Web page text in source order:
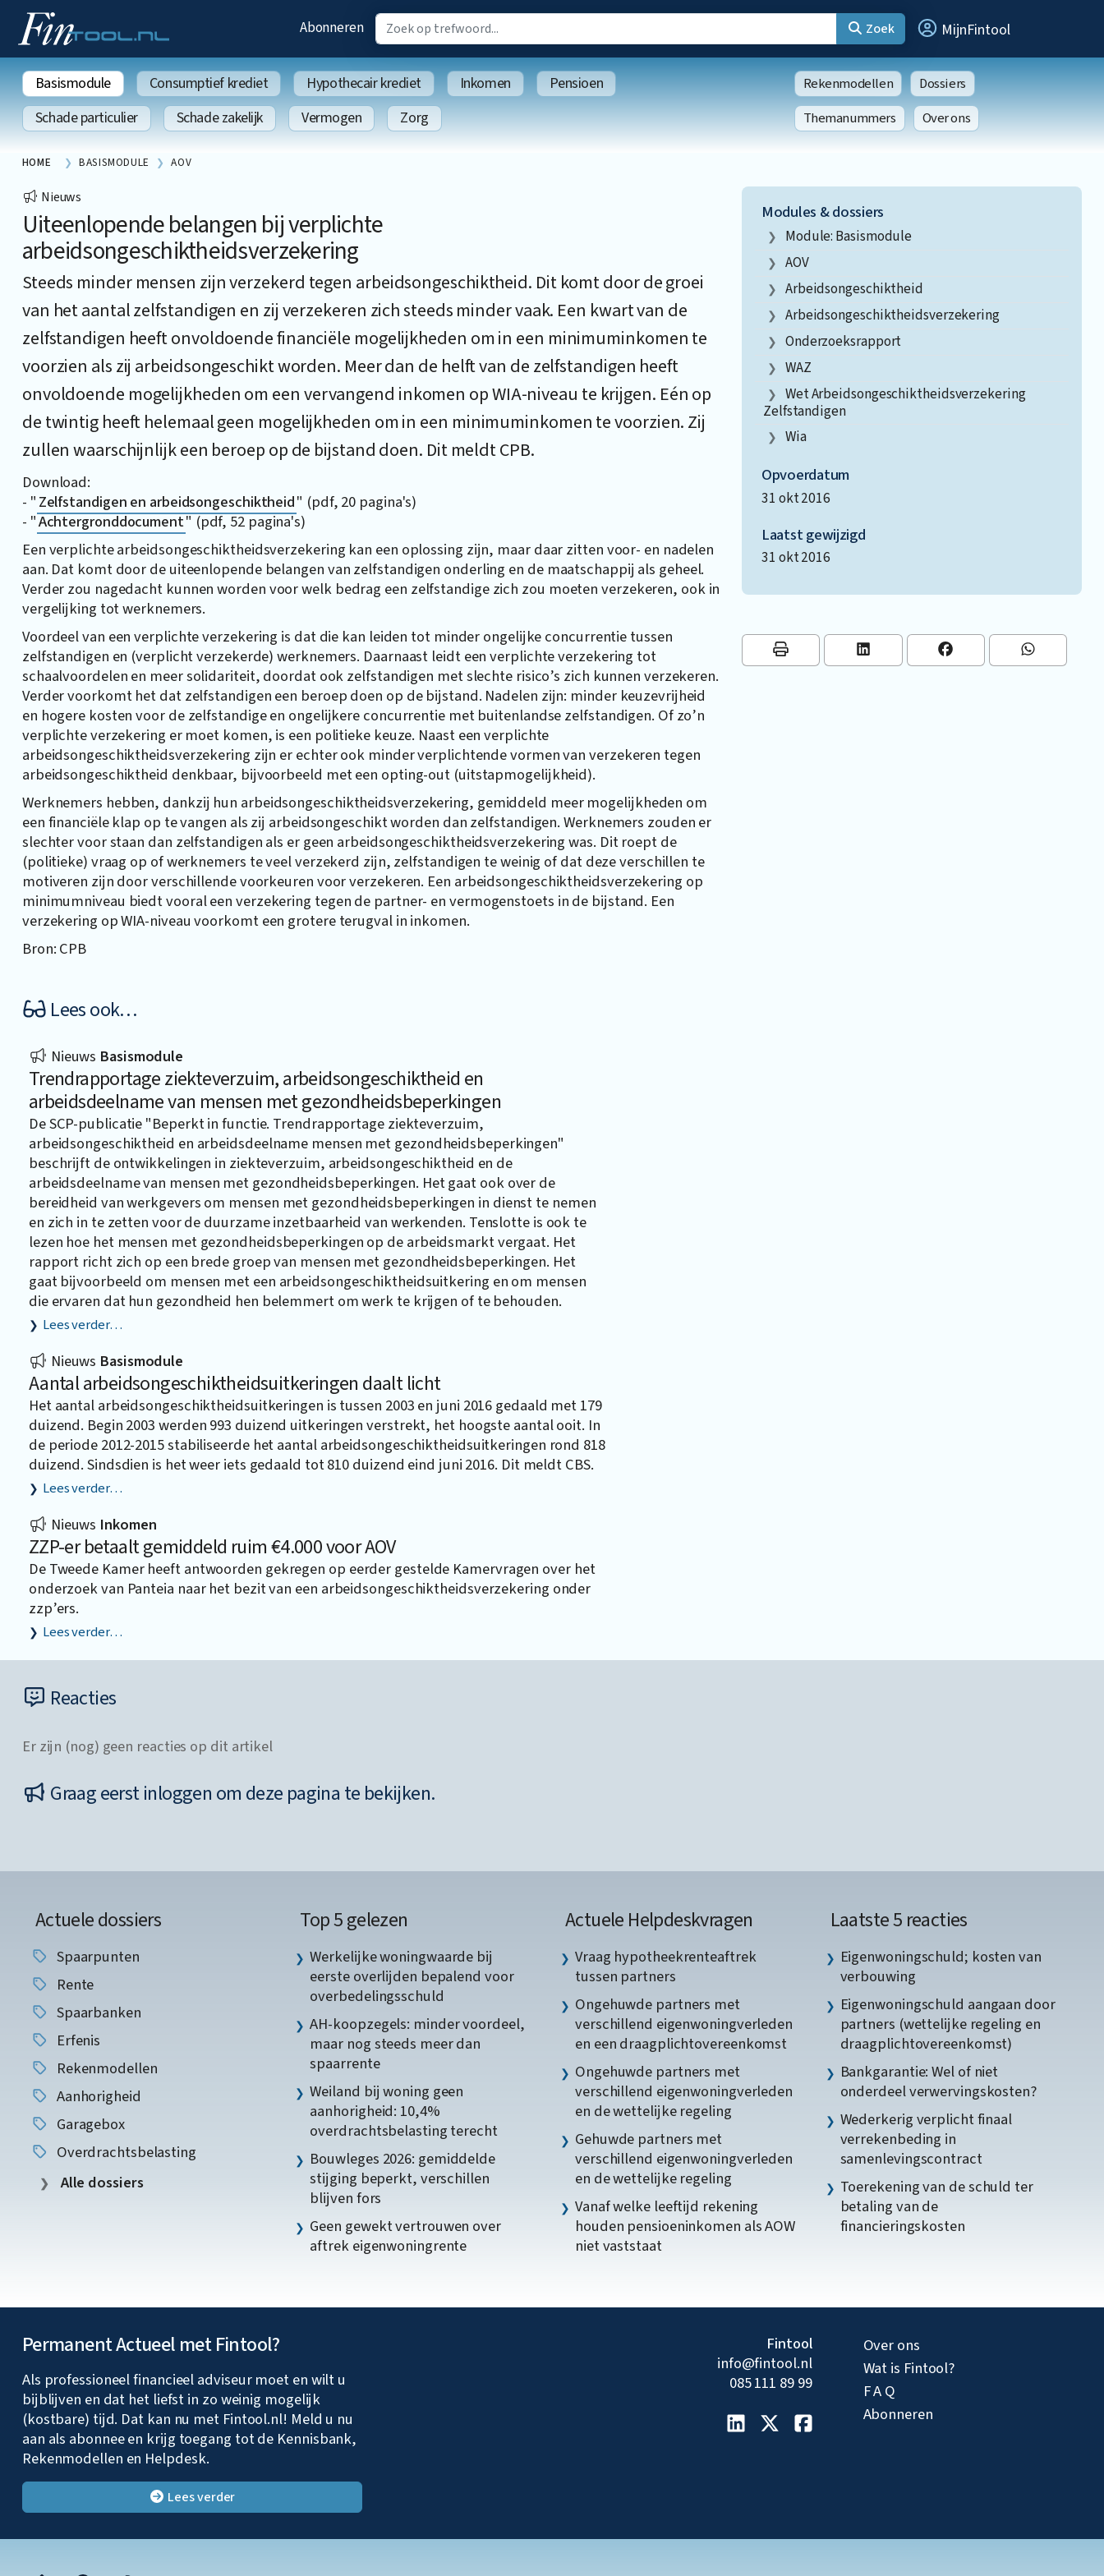
Abonneren Zoek MijnFintool
Basismodule Consumptief krediet Hypothecair krediet Inkomen
Pensioen
Schade particulier
Schade zakelijk Vermogen Zorg
Rekenmodellen
Dossiers
Themanummers
Over ons
HOME BASISMODULE AOV
Nieuws
Uiteenlopende belangen bij verplichte
arbeidsongeschiktheidsverzekering
Steeds minder mensen zijn verzekerd tegen arbeidsongeschiktheid. Dit komt door de groei
van het aantal zelfstandigen en zij verzekeren zich steeds minder vaak. Een kwart van de
zelfstandigen heeft onvoldoende financiële mogelijkheden om in een minimuminkomen te
voorzien als zij arbeidsongeschikt worden. Meer dan de helft van de zelfstandigen heeft
onvoldoende mogelijkheden om een vervangend inkomen op WIA-niveau te krijgen. Eén op
de twintig heeft helemaal geen mogelijkheden om in een minimuminkomen te voorzien. Zij
zullen waarschijnlijk een beroep op de bijstand doen. Dit meldt CPB.
Download:
- "Zelfstandigen en arbeidsongeschiktheid" (pdf, 20 pagina's)
- "Achtergronddocument" (pdf, 52 pagina's)
Een verplichte arbeidsongeschiktheidsverzekering kan een oplossing zijn, maar daar zitten voor- en nadelen
aan. Dat komt door de uiteenlopende belangen van zelfstandigen onderling en de maatschappij als geheel.
Verder zou nagedacht kunnen worden voor welk bedrag een zelfstandige zich zou moeten verzekeren, ook in
vergelijking tot werknemers.
Voordeel van een verplichte verzekering is dat die kan leiden tot minder ongelijke concurrentie tussen
zelfstandigen en (verplicht verzekerde) werknemers. Daarnaast leidt een verplichte verzekering tot
schaalvoordelen en meer solidariteit, doordat ook zelfstandigen met slechte risico’s zich kunnen verzekeren.
Verder voorkomt het dat zelfstandigen een beroep doen op de bijstand. Nadelen zijn: minder keuzevrijheid
en hogere kosten voor de zelfstandige en ongelijkere concurrentie met buitenlandse zelfstandigen. Of zo’n
verplichte verzekering er moet komen, is een politieke keuze. Naast een verplichte
arbeidsongeschiktheidsverzekering zijn er echter ook minder verplichtende vormen van verzekeren tegen
arbeidsongeschiktheid denkbaar, bijvoorbeeld met een opting-out (uitstapmogelijkheid).
Werknemers hebben, dankzij hun arbeidsongeschiktheidsverzekering, gemiddeld meer mogelijkheden om
een financiële klap op te vangen als zij arbeidsongeschikt worden dan zelfstandigen. Werknemers zouden er
slechter voor staan dan zelfstandigen als er geen arbeidsongeschiktheidsverzekering was. Dit roept de
(politieke) vraag op of werknemers te veel verzekerd zijn, zelfstandigen te weinig of dat deze verschillen te
motiveren zijn door verschillende voorkeuren voor verzekeren. Een arbeidsongeschiktheidsverzekering op
minimumniveau biedt vooral een verzekering tegen de partner- en vermogenstoets in de bijstand. Een
verzekering op WIA-niveau voorkomt een grotere terugval in inkomen.
Bron: CPB
Modules & dossiers
Module: Basismodule
AOV
Arbeidsongeschiktheid
Arbeidsongeschiktheidsverzekering
Onderzoeksrapport
WAZ
Wet Arbeidsongeschiktheidsverzekering
Zelfstandigen
Wia
Opvoerdatum
31 okt 2016
Laatst gewijzigd
31 okt 2016
Lees ook…
Nieuws Basismodule
Trendrapportage ziekteverzuim, arbeidsongeschiktheid en
arbeidsdeelname van mensen met gezondheidsbeperkingen
De SCP-publicatie "Beperkt in functie. Trendrapportage ziekteverzuim,
arbeidsongeschiktheid en arbeidsdeelname mensen met gezondheidsbeperkingen"
beschrijft de ontwikkelingen in ziekteverzuim, arbeidsongeschiktheid en de
arbeidsdeelname van mensen met gezondheidsbeperkingen. Het gaat ook over de
bereidheid van werkgevers om mensen met gezondheidsbeperkingen in dienst te nemen
en zich in te zetten voor de duurzame inzetbaarheid van werkenden. Tenslotte is ook te
lezen hoe het mensen met gezondheidsbeperkingen op de arbeidsmarkt vergaat. Het
rapport richt zich op een brede groep van mensen met gezondheidsbeperkingen. Het
gaat bijvoorbeeld om mensen met een arbeidsongeschiktheidsuitkering en om mensen
die ervaren dat hun gezondheid hen belemmert om werk te krijgen of te behouden.
Lees verder…
Nieuws Basismodule
Aantal arbeidsongeschiktheidsuitkeringen daalt licht
Het aantal arbeidsongeschiktheidsuitkeringen is tussen 2003 en juni 2016 gedaald met 179
duizend. Begin 2003 werden 993 duizend uitkeringen verstrekt, het hoogste aantal ooit. In
de periode 2012-2015 stabiliseerde het aantal arbeidsongeschiktheidsuitkeringen rond 818
duizend. Sindsdien is het weer iets gedaald tot 810 duizend eind juni 2016. Dit meldt CBS.
Lees verder…
Nieuws Inkomen
ZZP-er betaalt gemiddeld ruim €4.000 voor AOV
De Tweede Kamer heeft antwoorden gekregen op eerder gestelde Kamervragen over het
onderzoek van Panteia naar het bezit van een arbeidsongeschiktheidsverzekering onder
zzp’ers.
Lees verder…
Reacties
Er zijn (nog) geen reacties op dit artikel
Graag eerst inloggen om deze pagina te bekijken.
Actuele dossiers
Spaarpunten
Rente
Spaarbanken
Erfenis
Rekenmodellen
Aanhorigheid
Garagebox
Overdrachtsbelasting
Alle dossiers
Top 5 gelezen
Werkelijke woningwaarde bij
eerste overlijden bepalend voor
overbedelingsschuld
AH-koopzegels: minder voordeel,
maar nog steeds meer dan
spaarrente
Weiland bij woning geen
aanhorigheid: 10,4%
overdrachtsbelasting terecht
Bouwleges 2026: gemiddelde
stijging beperkt, verschillen
blijven fors
Geen gewekt vertrouwen over
aftrek eigenwoningrente
Actuele Helpdeskvragen
Vraag hypotheekrenteaftrek
tussen partners
Ongehuwde partners met
verschillend eigenwoningverleden
en een draagplichtovereenkomst
Ongehuwde partners met
verschillend eigenwoningverleden
en de wettelijke regeling
Gehuwde partners met
verschillend eigenwoningverleden
en de wettelijke regeling
Vanaf welke leeftijd rekening
houden pensioeninkomen als AOW
niet vaststaat
Laatste 5 reacties
Eigenwoningschuld; kosten van
verbouwing
Eigenwoningschuld aangaan door
partners (wettelijke regeling en
draagplichtovereenkomst)
Bankgarantie: Wel of niet
onderdeel verwervingskosten?
Wederkerig verplicht finaal
verrekenbeding in
samenlevingscontract
Toerekening van de schuld ter
betaling van de
financieringskosten
Permanent Actueel met Fintool?
Als professioneel financieel adviseur moet en wilt u
bijblijven en dat het liefst in zo weinig mogelijk
(kostbare) tijd. Dat kan nu met Fintool.nl! Meld u nu
aan als abonnee en krijg toegang tot de Kennisbank,
Rekenmodellen en Helpdesk.
Lees verder
Fintool
info@fintool.nl
085 111 89 99
Over ons
Wat is Fintool?
F A Q
Abonneren